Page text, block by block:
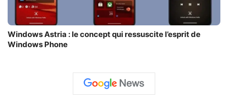
Windows Astria : le concept qui ressuscite l’esprit de
Windows Phone